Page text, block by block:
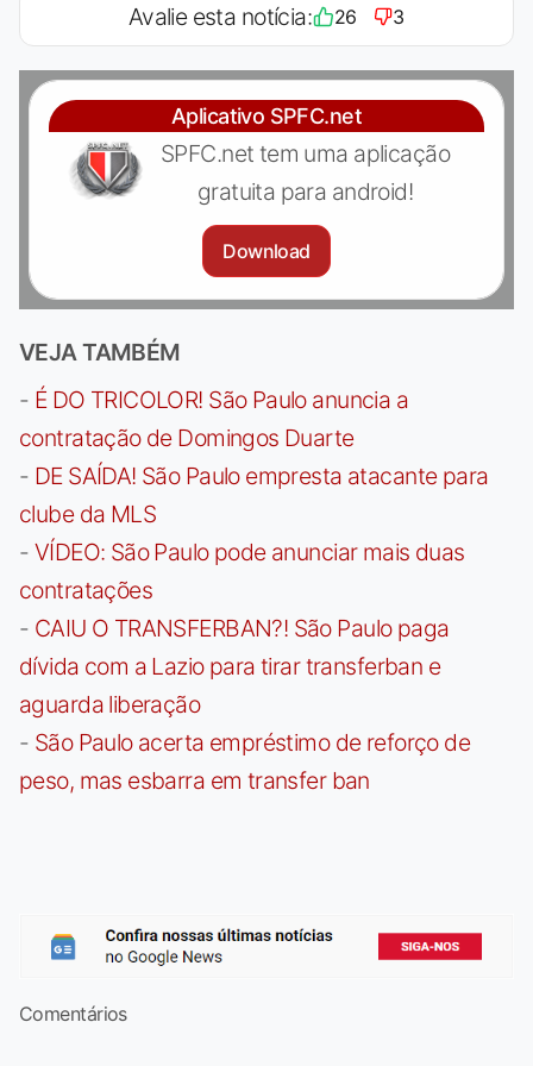
Avalie esta notícia: 26 3
Aplicativo SPFC.net
SPFC.net tem uma aplicação
gratuita para android!
Download
VEJA TAMBÉM
- É DO TRICOLOR! São Paulo anuncia a
contratação de Domingos Duarte
- DE SAÍDA! São Paulo empresta atacante para
clube da MLS
- VÍDEO: São Paulo pode anunciar mais duas
contratações
- CAIU O TRANSFERBAN?! São Paulo paga
dívida com a Lazio para tirar transferban e
aguarda liberação
- São Paulo acerta empréstimo de reforço de
peso, mas esbarra em transfer ban
Comentários